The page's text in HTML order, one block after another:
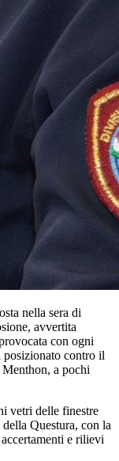
nella sera di
avvertita
con ogni
contro il
a pochi
vetri delle finestre
Questura, con la
e rilievi